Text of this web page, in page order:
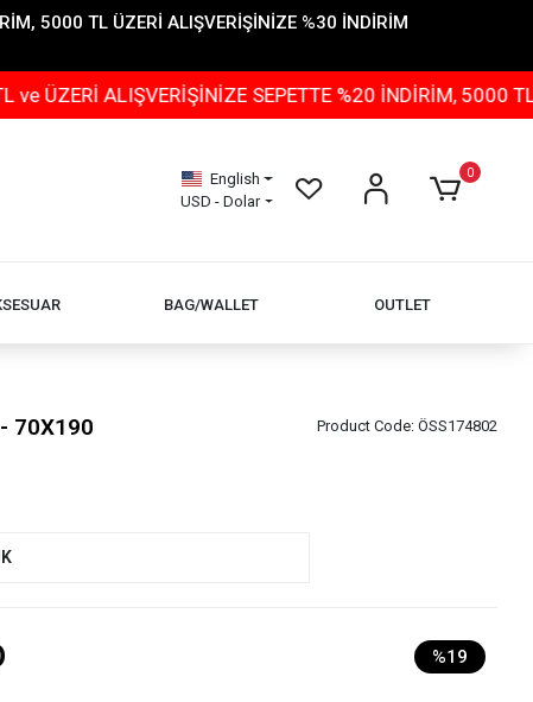
5000 TL ÜZERİ ALIŞVERİŞİNİZE %30 İNDİRİM
ALIŞVERİŞİNİZE SEPETTE %20 İNDİRİM, 5000 TL
English
USD - Dolar
0
BAG/WALLET OUTLET
70X190 Product Code: ÖSS174802
%19